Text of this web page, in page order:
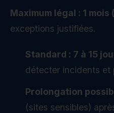
Maximum légal : 1 mois
exceptions justifiées.
Standard : 7 à 15
détecter incidents et
Prolongation
(sites sensibles)